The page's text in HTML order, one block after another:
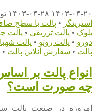
۱۴۰۳-۰۴-۲۰ ۱۴۰۳-۰۴-۲۸
استرینگر • پالت با سطح
بلوک • پالت تزریقی • پالت
دورو • پالت روتو • پالت
پالت • سفارش آنلاین پالت •
انواع پالت بر
چه صورت است؟
امروزه در صنعت پالت